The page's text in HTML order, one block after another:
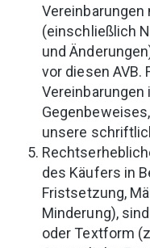
(einschließlich
und
vor diesen AVB.
Vereinbarungen
unsere
des Käufers in
Fristsetzung,
Minderung),
oder Textform